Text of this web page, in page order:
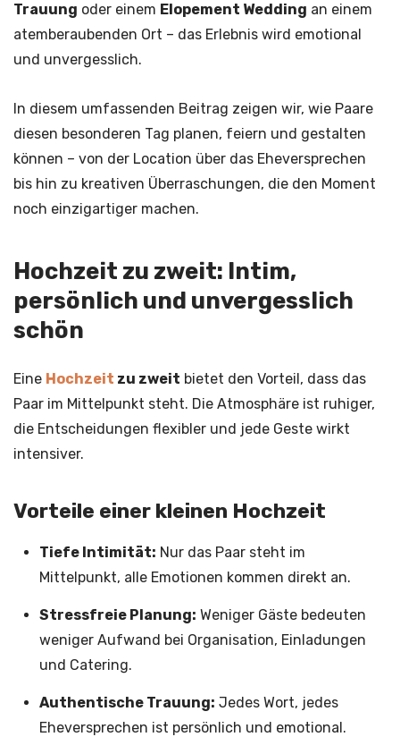
Trauung oder einem Elopement Wedding an einem
atemberaubenden Ort – das Erlebnis wird emotional
und unvergesslich.
In diesem umfassenden Beitrag zeigen wir, wie Paare
diesen besonderen Tag planen, feiern und gestalten
können – von der Location über das Eheversprechen
bis hin zu kreativen Überraschungen, die den Moment
noch einzigartiger machen.
Hochzeit zu zweit: Intim,
persönlich und unvergesslich
schön
Eine Hochzeit zu zweit bietet den Vorteil, dass das
Paar im Mittelpunkt steht. Die Atmosphäre ist ruhiger,
die Entscheidungen flexibler und jede Geste wirkt
intensiver.
Vorteile einer kleinen Hochzeit
Tiefe Intimität: Nur das Paar steht im
Mittelpunkt, alle Emotionen kommen direkt an.
Stressfreie Planung: Weniger Gäste bedeuten
weniger Aufwand bei Organisation, Einladungen
und Catering.
Authentische Trauung: Jedes Wort, jedes
Eheversprechen ist persönlich und emotional.